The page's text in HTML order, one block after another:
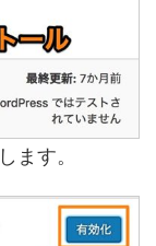
ます。